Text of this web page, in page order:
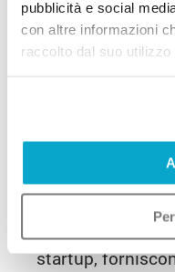
pubblicità e social
con altre informazioni
raccolto dal suo utilizzo
realizzazione
l’elaborazione di
La seconda
neo imprenditori
innovative,
startup,